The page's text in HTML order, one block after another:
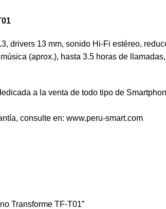
drivers 13 mm, sonido Hi-Fi estéreo,
(aprox.), hasta 3.5 horas de
a la venta de todo tipo de
consulte en: www.peru-smart.com
Transforme TF-T01”